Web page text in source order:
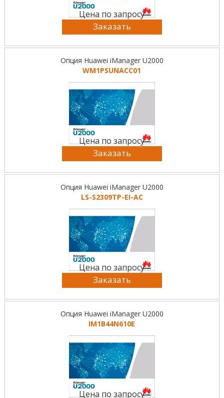
Цена по запросу
Заказать
Опция Huawei iManager U2000
WM1PSUNACC01
Цена по запросу
Заказать
Опция Huawei iManager U2000
LS-S2309TP-EI-AC
Цена по запросу
Заказать
Опция Huawei iManager U2000
IM1B44N610E
Цена по запросу